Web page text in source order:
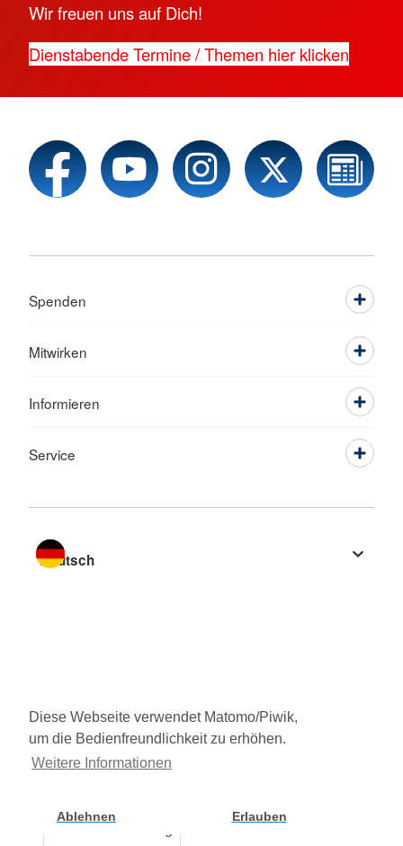
Diese Webseite verwendet Matomo/Piwik,
um die Bedienfreundlichkeit zu erhöhen.
Weitere Informationen
Ablehnen Erlauben
Wir freuen uns auf Dich!
Dienstabende Termine / Themen hier klicken
Spenden
Mitwirken
Informieren
Service
Sprache wechseln zu